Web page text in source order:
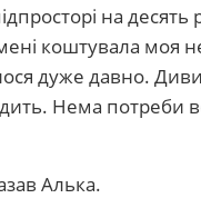
на десять
коштувала моя
дуже давно.
Нема потреби
Алька.